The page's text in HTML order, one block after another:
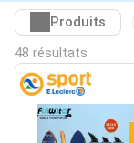
Produits
48 résultats